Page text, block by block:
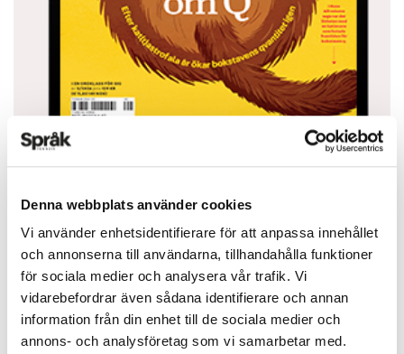
Denna webbplats använder cookies
Vi använder enhetsidentifierare för att anpassa innehållet
och annonserna till användarna, tillhandahålla funktioner
för sociala medier och analysera vår trafik. Vi
vidarebefordrar även sådana identifierare och annan
information från din enhet till de sociala medier och
annons- och analysföretag som vi samarbetar med.
mobiltelefon eller surfplatta? Ladda ned appen
från App Store eller Google Play.
APP STORE